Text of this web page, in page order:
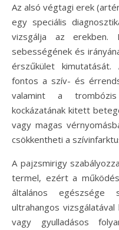
Az alsó végtagi erek
egy speciális
vizsgálja az erekben.
sebességének és
érszűkület
fontos a szív- és
valamint a
kockázatának kitett
vagy magas
csökkentheti a
A pajzsmirigy
termel, ezért a
általános egészsége
ultrahangos
vagy gyulladásos